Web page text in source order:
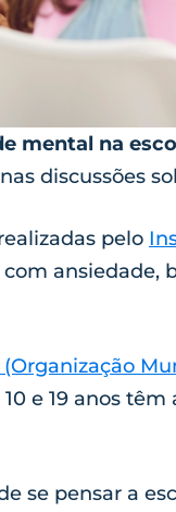
mental na
discussões
pelo
ansiedade,
(Organização
e 19 anos
se pensar a